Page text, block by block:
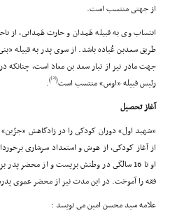
از جهتى منتسب است.
انتساب وى به قبیله هَمدان و حارث هَمدانى،
طریق سعدبن عُباده باشد. از سوى پدر به قبیله
جهت مادر نیز از تبار سعد بن معاذ است،
رئیس قبیله «اوس» منتسب است(
[2]
)
.
آغاز تحصیل
«شهید اول» دوران کودکى را در زادگاهش
از آغاز کودکى، از هوش و استعداد سرشارى
او تا 16 سالگى در وطنش بزیست و از محضر
فقه را آموخت. در این مدت نیز از محضر عموى
علامه سید محسن امین مى نویسد :